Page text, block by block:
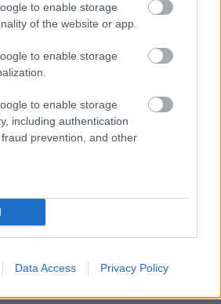
to enable storage
of the website or app.
to enable storage
to enable storage
including authentication
prevention, and other
Data Access Privacy Policy
03.05.2022
jobben som landslagstrener for
at han har fått noe jobbtilbud fra